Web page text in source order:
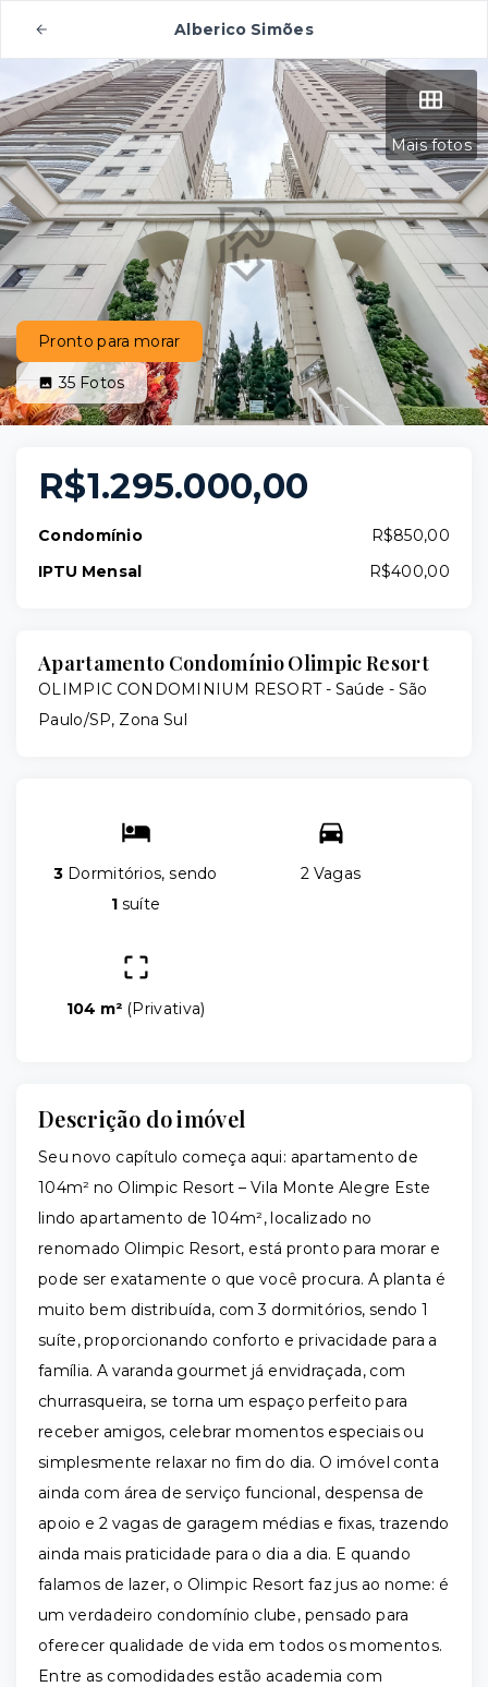
Alberico Simões
Mais fotos
Pronto para morar
35 Fotos
R$1.295.000,00
Condomínio
R$850,00
IPTU Mensal
R$400,00
Apartamento Condomínio Olimpic Resort
OLIMPIC CONDOMINIUM RESORT - Saúde - São
Paulo/SP, Zona Sul
3 Dormitórios, sendo
1 suíte
2 Vagas
104 m² (Privativa)
Descrição do imóvel
Seu novo capítulo começa aqui: apartamento de
104m² no Olimpic Resort – Vila Monte Alegre Este
lindo apartamento de 104m², localizado no
renomado Olimpic Resort, está pronto para morar e
pode ser exatamente o que você procura. A planta é
muito bem distribuída, com 3 dormitórios, sendo 1
suíte, proporcionando conforto e privacidade para a
família. A varanda gourmet já envidraçada, com
churrasqueira, se torna um espaço perfeito para
receber amigos, celebrar momentos especiais ou
simplesmente relaxar no fim do dia. O imóvel conta
ainda com área de serviço funcional, despensa de
apoio e 2 vagas de garagem médias e fixas, trazendo
ainda mais praticidade para o dia a dia. E quando
falamos de lazer, o Olimpic Resort faz jus ao nome: é
um verdadeiro condomínio clube, pensado para
oferecer qualidade de vida em todos os momentos.
Entre as comodidades estão academia com